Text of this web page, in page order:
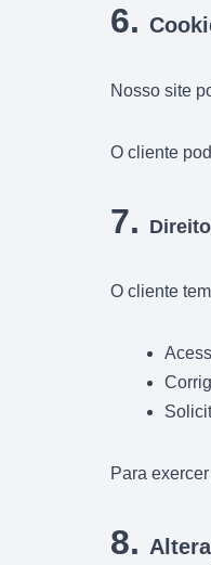
6.
Nosso site
O cliente
7.
O cliente
Para
8.